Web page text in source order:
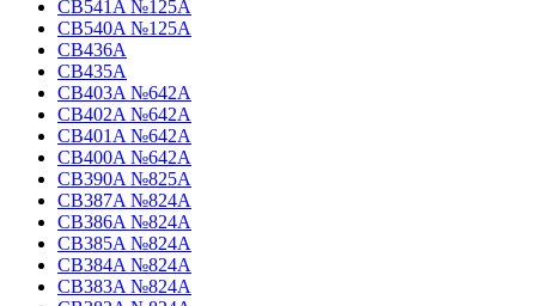
CB541A №125A
CB540A №125A
CB436A
CB435A
CB403A №642A
CB402A №642A
CB401A №642A
CB400A №642A
CB390A №825A
CB387A №824A
CB386A №824A
CB385A №824A
CB384A №824A
CB383A №824A